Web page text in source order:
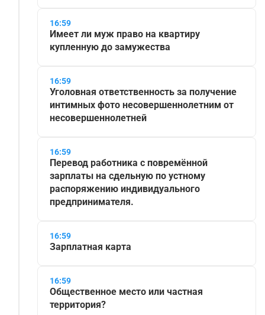
16:59
Имеет ли муж право на квартиру
купленную до замужества
16:59
Уголовная ответственность за получение
интимных фото несовершеннолетним от
несовершеннолетней
16:59
Перевод работника с повремённой
зарплаты на сдельную по устному
распоряжению индивидуального
предпринимателя.
16:59
Зарплатная карта
16:59
Общественное место или частная
территория?